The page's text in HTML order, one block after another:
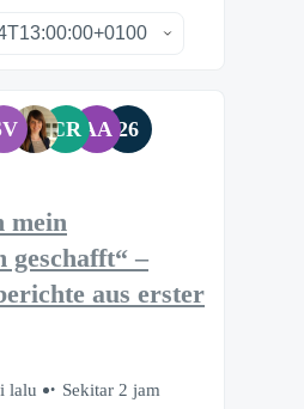
CR AA 26
mein
geschafft“ –
aus erster
lalu Sekitar 2 jam